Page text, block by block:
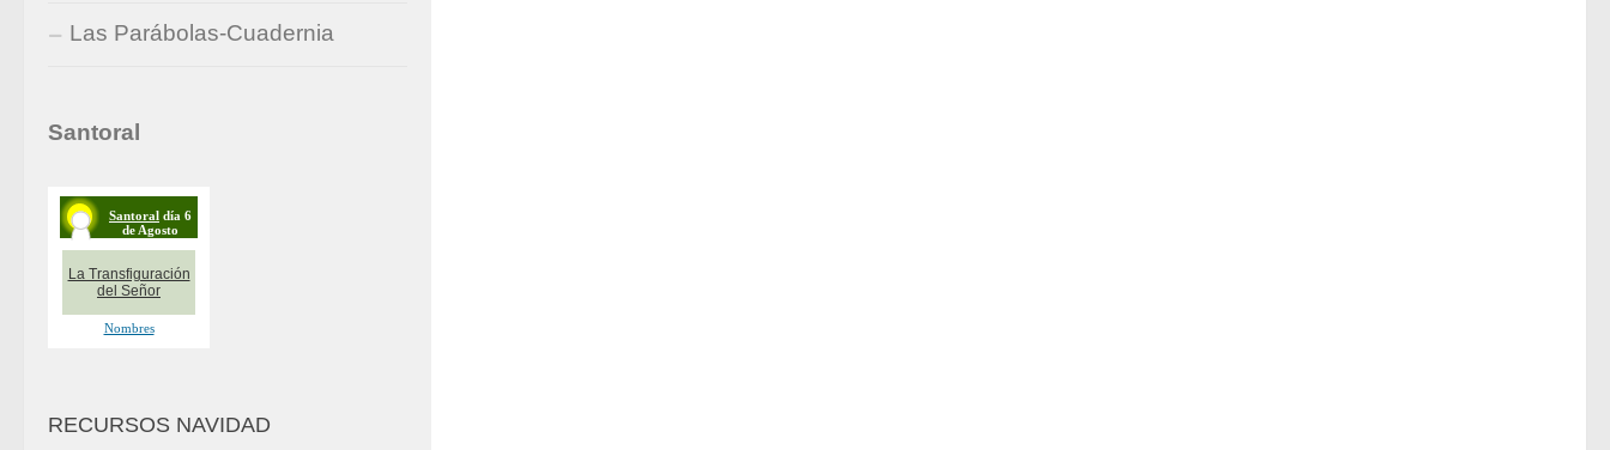
Las Parábolas-Cuadernia
Santoral
RECURSOS NAVIDAD